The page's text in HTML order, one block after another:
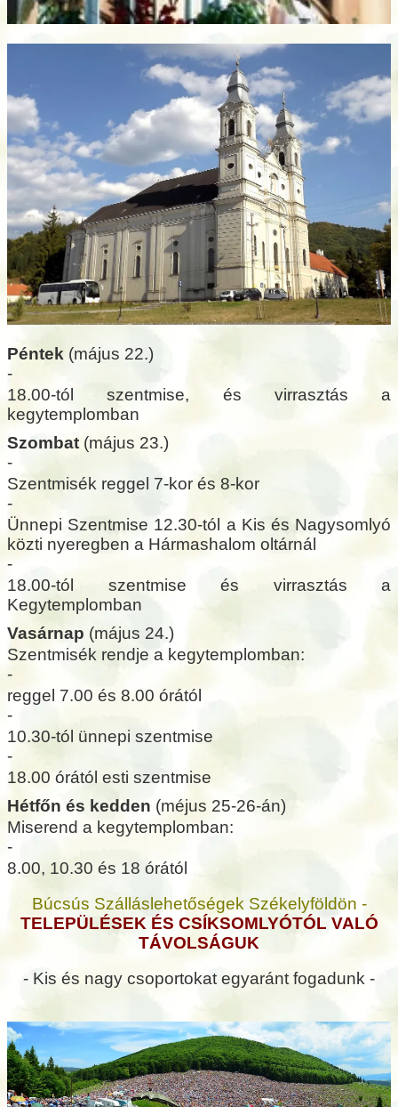
Péntek (május 22.)
-
18.00-tól szentmise, és virrasztás a
kegytemplomban
Szombat(május 23.)
-
Szentmisék reggel 7-kor és 8-kor
-
Ünnepi Szentmise 12.30-tól a Kis és Nagysomlyó
közti nyeregben a Hármashalom oltárnál
-
18.00-tól szentmise és virrasztás a
Kegytemplomban
Vasárnap (május 24.)
Szentmisék rendje a kegytemplomban:
-
reggel 7.00 és 8.00 órától
-
10.30-tól ünnepi szentmise
-
18.00 órától esti szentmise
Hétfőn és kedden (méjus 25-26-án)
Miserend a kegytemplomban:
-
8.00, 10.30 és 18 órától
Búcsús Szálláslehetőségek Székelyföldön -
TELEPÜLÉSEK ÉS CSÍKSOMLYÓTÓL VALÓ
TÁVOLSÁGUK
- Kis és nagy csoportokat egyaránt fogadunk -